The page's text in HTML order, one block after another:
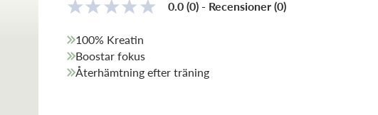
0.0(0) - Recensioner(0)
100% Kreatin
Boostar fokus
Återhämtning efter träning